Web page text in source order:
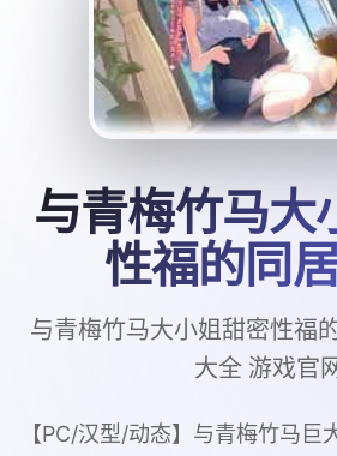
与青梅竹马大
性福的同
与青梅竹马大小姐甜密性福
大全 游戏官
【PC/汉型/动态】与青梅竹马巨